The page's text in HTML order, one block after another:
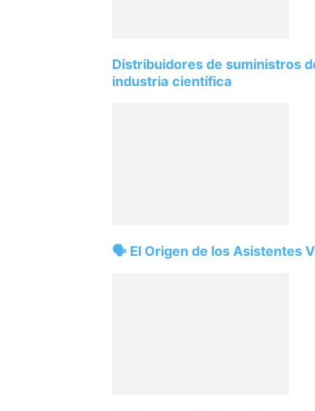
Distribuidores de suministros
industria científica
🗣️ El Origen de los Asistentes